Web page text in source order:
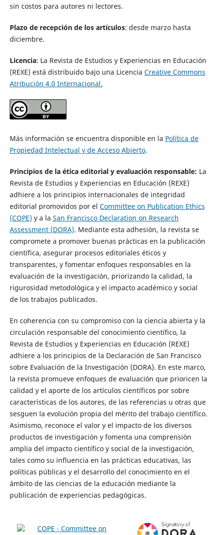
sin costos para autores ni lectores.
Plazo de recepción de los artículos: desde marzo hasta
diciembre.
Licencia: La Revista de Estudios y Experiencias en Educación
(REXE) está distribuido bajo una Licencia Creative Commons
Atribución 4.0 Internacional.
Más información se encuentra disponible en la Política de
Propiedad Intelectual y de Acceso Abierto.
Principios de la ética editorial y evaluación responsable: La
Revista de Estudios y Experiencias en Educación (REXE)
adhiere a los principios internacionales de integridad
editorial promovidos por el Committee on Publication Ethics
(COPE) y a la San Francisco Declaration on Research
Assessment (DORA). Mediante esta adhesión, la revista se
compromete a promover buenas prácticas en la publicación
científica, asegurar procesos editoriales éticos y
transparentes, y fomentar enfoques responsables en la
evaluación de la investigación, priorizando la calidad, la
rigurosidad metodológica y el impacto académico y social
de los trabajos publicados.
En coherencia con su compromiso con la ciencia abierta y la
circulación responsable del conocimiento científico, la
Revista de Estudios y Experiencias en Educación (REXE)
adhiere a los principios de la Declaración de San Francisco
sobre Evaluación de la Investigación (DORA). En este marco,
la revista promueve enfoques de evaluación que prioricen la
calidad y el aporte de los artículos científicos por sobre
características de los autores, de las referencias u otras que
sesguen la evolución propia del mérito del trabajo científico.
Asimismo, reconoce el valor y el impacto de los diversos
productos de investigación y fomenta una comprensión
amplia del impacto científico y social de la investigación,
tales como su influencia en las prácticas educativas, las
políticas públicas y el desarrollo del conocimiento en el
ámbito de las ciencias de la educación mediante la
publicación de experiencias pedagógicas.